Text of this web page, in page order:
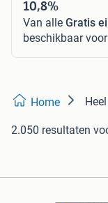
10,8%
Van alle Gratis
beschikbaar
Home
2.050 resultaten